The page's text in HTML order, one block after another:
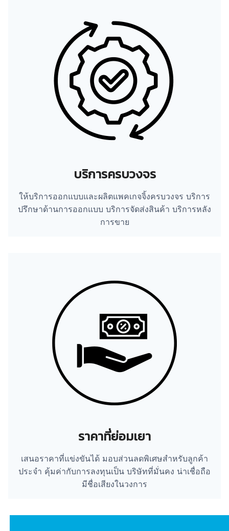
บริการครบวงจร
ให้บริการออกแบบและผลิตแพคเกจจิ้งครบวงจร บริการ
ปรึกษาด้านการออกแบบ บริการจัดส่งสินค้า บริการหลัง
การขาย
ราคาที่ย่อมเยา
เสนอราคาที่แข่งขันได้ มอบส่วนลดพิเศษสำหรับลูกค้า
ประจำ คุ้มค่ากับการลงทุนเป็น บริษัทที่มั่นคง น่าเชื่อถือ
มีชื่อเสียงในวงการ